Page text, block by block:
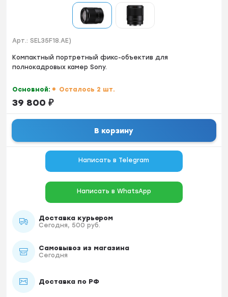
Арт.: SEL35F18.AE)
Кoмпактный портpетный фикс-объектив для
полнокaдрoвых камеp Sоny.
Основной: Осталось 2 шт.
39 800 ₽
В корзину
Написать в Telegram
Написать в WhatsApp
Доставка курьером
Сегодня, 500 руб.
Самовывоз из магазина
Сегодня
Доставка по РФ